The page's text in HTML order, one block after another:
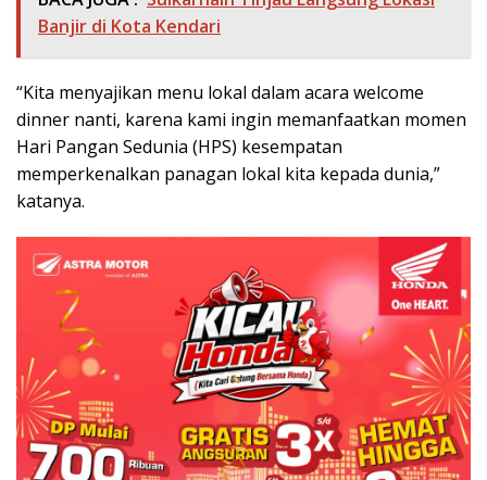
Banjir di Kota Kendari
“Kita menyajikan menu lokal dalam acara welcome
dinner nanti, karena kami ingin memanfaatkan momen
Hari Pangan Sedunia (HPS) kesempatan
memperkenalkan panagan lokal kita kepada dunia,”
katanya.